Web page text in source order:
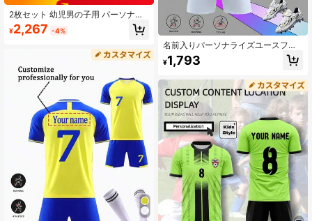
2枚セット 幼児男の子用 パーソナラ
イズド フットボールジャージ - カス
タマイズ可能な名前とナンバー プリ
ショーツセット、速乾スポーツウェ
ア、理想的なギフト、多機能、装飾
的、レタリングデザイン、ファッシ
ョナブル、モダン、カラフル、かわ
いい、カジュアル、カスタマイズ可
能、パーソナライズド、ユニーク、
カスタム、ベビーギフト、彼/彼女へ
の理想的なギフト、息子、娘
¥2,267 -4%
名前入りパーソナライズユースフッ
トボールジャージセット、ポリエス
テルクルーネックトップとショー
ーユニフォーム
¥1,793